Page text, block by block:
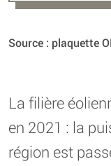
Source : plaquette
La filière
en 2021 : la
région est